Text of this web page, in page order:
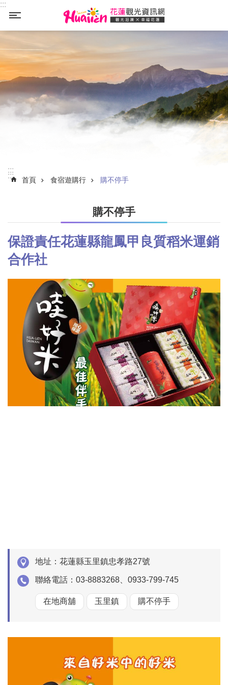
跳到主要內容區塊
:::
:::
::: 首頁 食宿遊購行 購不停手
購不停手
保證責任花蓮縣龍鳳甲良質稻米運銷
合作社
地址： 花蓮縣玉里鎮忠孝路27號
聯絡電話： 03-8883268、0933-799-745
在地商舖 玉里鎮 購不停手